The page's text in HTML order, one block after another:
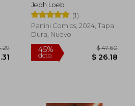
Jeph Loeb
(1)
Panini Comics, 2024, Tapa
Dura, Nuevo